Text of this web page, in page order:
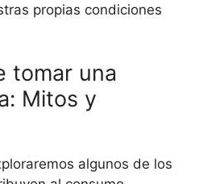
propias condiciones
tomar una
Mitos y
algunos de los